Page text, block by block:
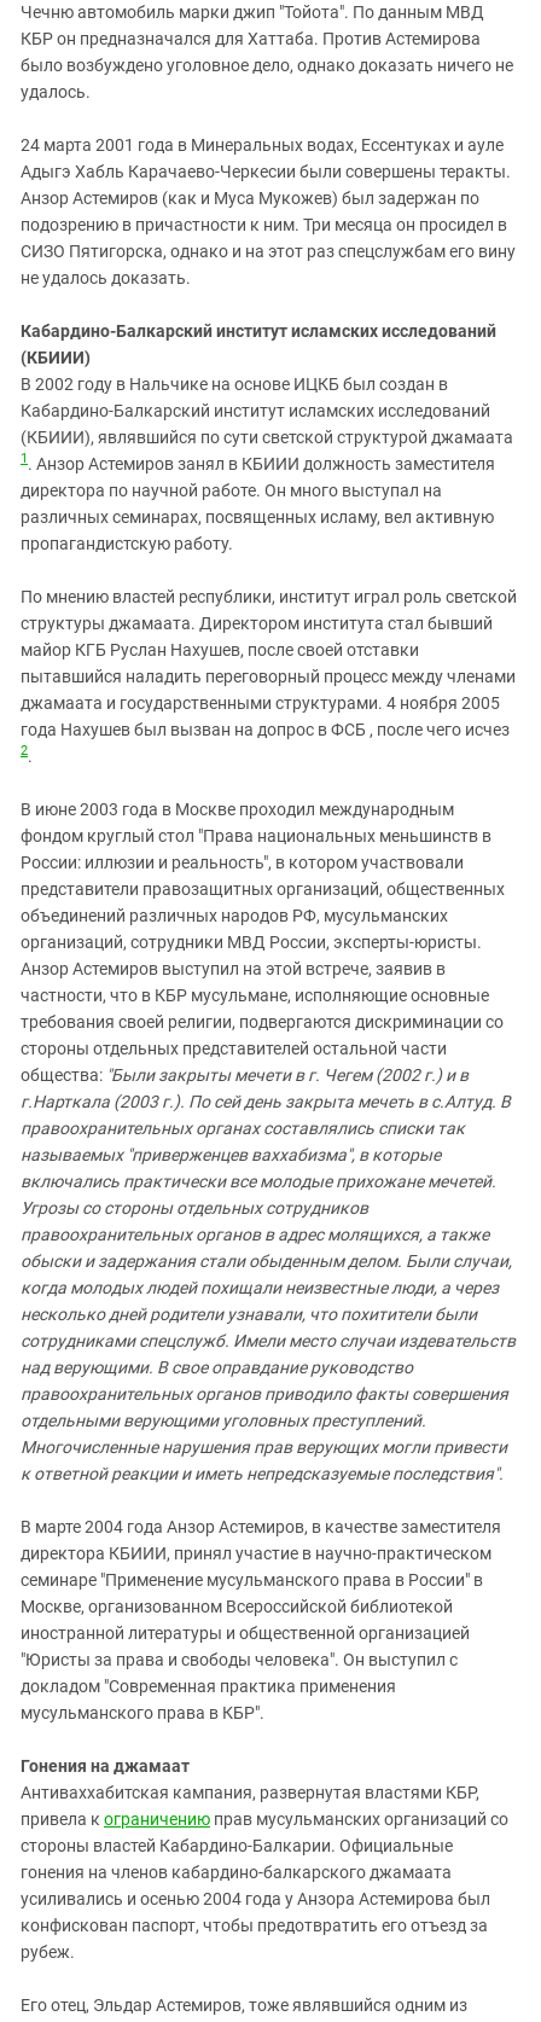
Чечню автомобиль марки джип "Тойота". По данным МВД
КБР он предназначался для Хаттаба. Против Астемирова
было возбуждено уголовное дело, однако доказать ничего не
удалось.
24 марта 2001 года в Минеральных водах, Ессентуках и ауле
Адыгэ Хабль Карачаево-Черкесии были совершены теракты.
Анзор Астемиров (как и Муса Мукожев) был задержан по
подозрению в причастности к ним. Три месяца он просидел в
СИЗО Пятигорска, однако и на этот раз спецслужбам его вину
не удалось доказать.
Кабардино-Балкарский институт исламских исследований
(КБИИИ)
В 2002 году в Нальчике на основе ИЦКБ был создан в
Кабардино-Балкарский институт исламских исследований
(КБИИИ), являвшийся по сути светской структурой джамаата
1 . Анзор Астемиров занял в КБИИИ должность заместителя
директора по научной работе. Он много выступал на
различных семинарах, посвященных исламу, вел активную
пропагандистскую работу.
По мнению властей республики, институт играл роль светской
структуры джамаата. Директором института стал бывший
майор КГБ Руслан Нахушев, после своей отставки
пытавшийся наладить переговорный процесс между членами
джамаата и государственными структурами. 4 ноября 2005
года Нахушев был вызван на допрос в ФСБ , после чего исчез
2.
В июне 2003 года в Москве проходил международным
фондом круглый стол "Права национальных меньшинств в
России: иллюзии и реальность", в котором участвовали
представители правозащитных организаций, общественных
объединений различных народов РФ, мусульманских
организаций, сотрудники МВД России, эксперты-юристы.
Анзор Астемиров выступил на этой встрече, заявив в
частности, что в КБР мусульмане, исполняющие основные
требования своей религии, подвергаются дискриминации со
стороны отдельных представителей остальной части
общества: "Были закрыты мечети в г. Чегем (2002 г.) и в
г.Нарткала (2003 г.). По сей день закрыта мечеть в с.Алтуд. В
правоохранительных органах составлялись списки так
называемых "приверженцев ваххабизма", в которые
включались практически все молодые прихожане мечетей.
Угрозы со стороны отдельных сотрудников
правоохранительных органов в адрес молящихся, а также
обыски и задержания стали обыденным делом. Были случаи,
когда молодых людей похищали неизвестные люди, а через
несколько дней родители узнавали, что похитители были
сотрудниками спецслужб. Имели место случаи издевательств
над верующими. В свое оправдание руководство
правоохранительных органов приводило факты совершения
отдельными верующими уголовных преступлений.
Многочисленные нарушения прав верующих могли привести
к ответной реакции и иметь непредсказуемые последствия".
В марте 2004 года Анзор Астемиров, в качестве заместителя
директора КБИИИ, принял участие в научно-практическом
семинаре "Применение мусульманского права в России" в
Москве, организованном Всероссийской библиотекой
иностранной литературы и общественной организацией
"Юристы за права и свободы человека". Он выступил с
докладом "Современная практика применения
мусульманского права в КБР".
Гонения на джамаат
Антиваххабитская кампания, развернутая властями КБР,
привела к ограничению прав мусульманских организаций со
стороны властей Кабардино-Балкарии. Официальные
гонения на членов кабардино-балкарского джамаата
усиливались и осенью 2004 года у Анзора Астемирова был
конфискован паспорт, чтобы предотвратить его отъезд за
рубеж.
Его отец, Эльдар Астемиров, тоже являвшийся одним из